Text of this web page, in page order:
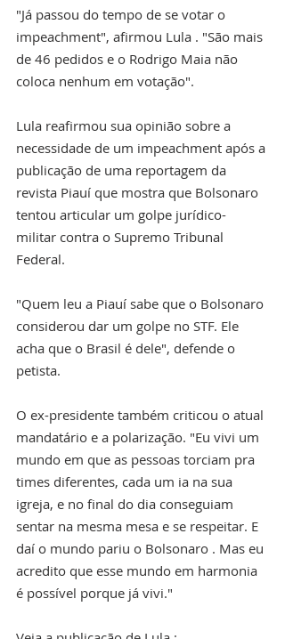
"Já passou do tempo de se votar o
impeachment", afirmou Lula . "São mais
de 46 pedidos e o Rodrigo Maia não
coloca nenhum em votação".
Lula reafirmou sua opinião sobre a
necessidade de um impeachment após a
publicação de uma reportagem da
revista Piauí que mostra que Bolsonaro
tentou articular um golpe jurídico-
militar contra o Supremo Tribunal
Federal.
"Quem leu a Piauí sabe que o Bolsonaro
considerou dar um golpe no STF. Ele
acha que o Brasil é dele", defende o
petista.
O ex-presidente também criticou o atual
mandatário e a polarização. "Eu vivi um
mundo em que as pessoas torciam pra
times diferentes, cada um ia na sua
igreja, e no final do dia conseguiam
sentar na mesma mesa e se respeitar. E
daí o mundo pariu o Bolsonaro . Mas eu
acredito que esse mundo em harmonia
é possível porque já vivi."